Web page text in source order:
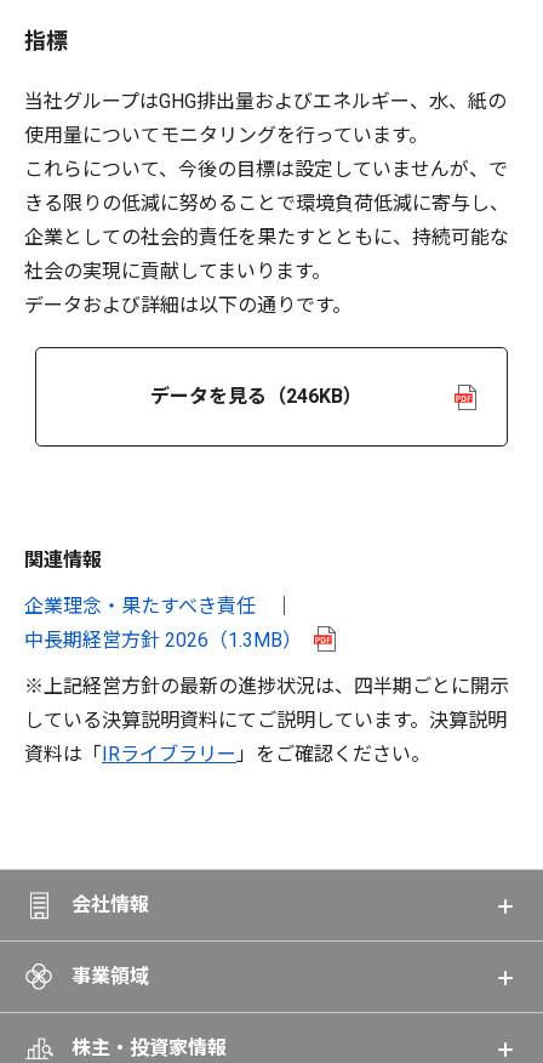
指標
当社グループはGHG排出量およびエネルギー、水、紙の
使用量についてモニタリングを行っています。
これらについて、今後の目標は設定していませんが、で
きる限りの低減に努めることで環境負荷低減に寄与し、
企業としての社会的責任を果たすとともに、持続可能な
社会の実現に貢献してまいります。
データおよび詳細は以下の通りです。
データを見る （246KB）
関連情報
企業理念・果たすべき責任
中長期経営方針 2026 （1.3MB）
※上記経営方針の最新の進捗状況は、四半期ごとに開示
している決算説明資料にてご説明しています。 決算説明
資料は「IRライブラリー 」をご確認ください。
会社情報
事業領域
株主・投資家情報